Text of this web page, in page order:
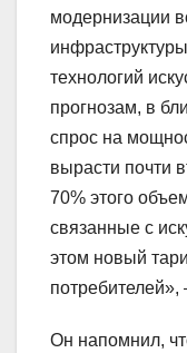
модернизации
технологий
прогнозам, в
спрос на
вырасти почти
70% этого
связанные с
этом новый
потребителей»,
Он напомнил,